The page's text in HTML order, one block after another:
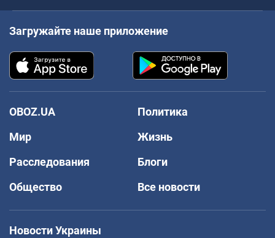
Загружайте наше приложение
OBOZ.UA
Политика
Мир
Жизнь
Расследования
Блоги
Общество
Все новости
Новости Украины